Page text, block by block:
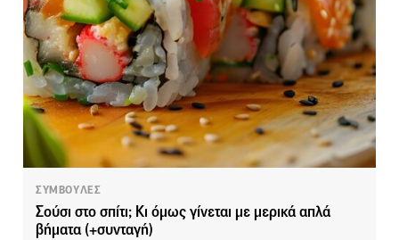
ΣΥΜΒΟΥΛΕΣ
Σούσι στο σπίτι; Κι όμως γίνεται με μερικά απλά
βήματα (+συνταγή)